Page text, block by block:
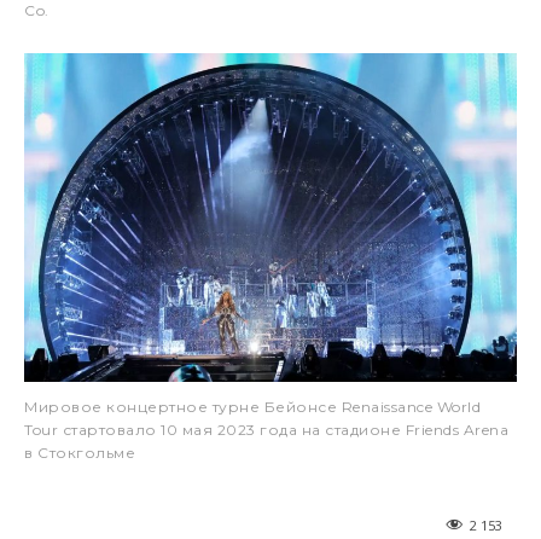
Co.
Мировое концертное турне Бейонсе Renaissance World
Tour стартовало 10 мая 2023 года на стадионе Friends Arena
в Стокгольме
2 153